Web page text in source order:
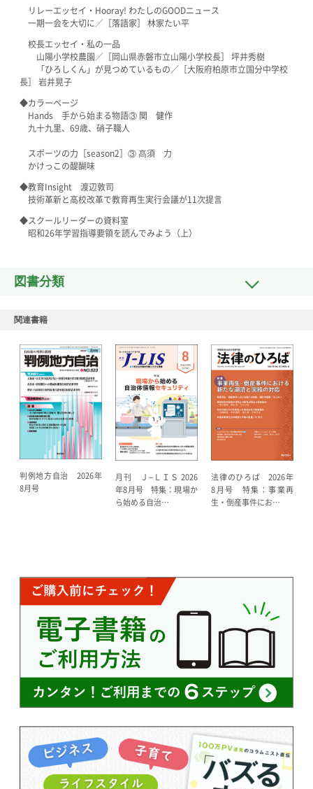
リレーエッセイ・Hooray! わたしのGOODニュース
一期一会を大切に／［落語家］ 林家たい平
校長エッセイ・私の一品
山陽小学校農園／［岡山県赤磐市立山陽小学校長］ 坪井秀樹
「ひろしくん」が見つめているもの／［大阪府柏原市立国分中学校
長］ 岩井晃子
◆カラーページ
Hands 手から始まる物語③ 関 健作
九十九里、69歳、硝子職人
スポーツの力［season2］③ 髙須 力
かけっこの醍醐味
◆教育Insight 渡辺敦司
技術革新と高校改革で教育再生実行会議が11次提言
◆スクールリーダーの資料室
昭和26年学習指導要領を読んでみよう（上）
図書分類
関連書籍
判例地方自治 2026年
8月号
月刊 Ｊ−ＬＩＳ 2026
年8月号 特集：現場か
ら始める自治…
法律のひろば 2026年
8月号 特集：事業再
生・倒産事件にお…